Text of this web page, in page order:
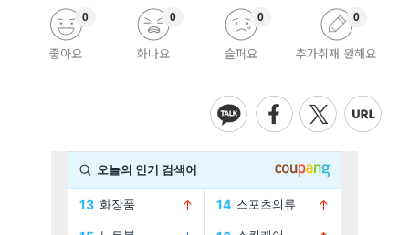
좋아요
0
화나요
0
슬퍼요
0
추가취재 원해요
0